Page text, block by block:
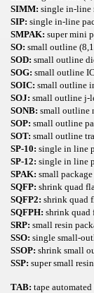
SIMM: single in-line
SIP: single in-line
SMPAK: super mini
SO: small outline
SOD: small outline
SOG: small outline
SOIC: small outline
SOJ: small outline j-
SONB: small outline
SOP: small outline
SOT: small outline
SP-10: single in line
SP-12: single in line
SPAK: small
SQFP: shrink quad
SQFP2: shrink quad
SQFPH: shrink quad
SRP: small resin
SSO: single small-
SSOP: shrink small
SSP: super small
TAB: tape